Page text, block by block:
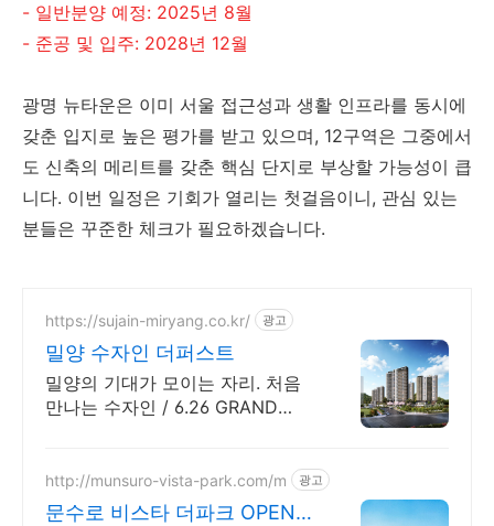
- 일반분양 예정: 2025년 8월
- 준공 및 입주: 2028년 12월
광명 뉴타운은 이미 서울 접근성과 생활 인프라를 동시에
갖춘 입지로 높은 평가를 받고 있으며, 12구역은 그중에서
도 신축의 메리트를 갖춘 핵심 단지로 부상할 가능성이 큽
니다. 이번 일정은 기회가 열리는 첫걸음이니, 관심 있는
분들은 꾸준한 체크가 필요하겠습니다.
https://sujain-miryang.co.kr/ 광고
밀양 수자인 더퍼스트
밀양의 기대가 모이는 자리. 처음
만나는 수자인 / 6.26 GRAND
http://munsuro-vista-park.com/m 광고
문수로 비스타 더파크 OPEN